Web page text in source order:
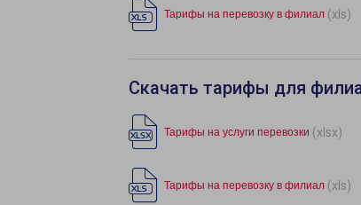
Тарифы на перевозку в филиал (xls)
Скачать тарифы для
Тарифы на услуги перевозки (xlsx)
Тарифы на перевозку в филиал (xls)